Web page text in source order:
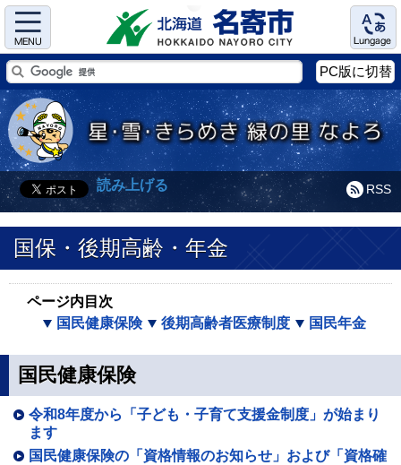
Menu Language
PC版に切替
RSS
読み上げる
国保・後期高齢・年金
ページ内目次
国民健康保険
後期高齢者医療制度 国民年金
国民健康保険
令和8年度から「子ども・子育て支援金制度」が始まり
ます
国民健康保険の「資格情報のお知らせ」および「資格確